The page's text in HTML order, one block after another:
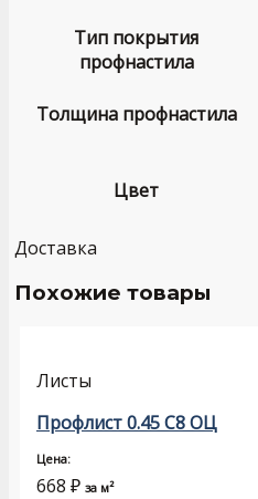
Тип покрытия
профнастила
Толщина профнастила
Цвет
Доставка
Похожие товары
Листы
Профлист 0.45 С8 ОЦ
Цена:
668 ₽ за м²